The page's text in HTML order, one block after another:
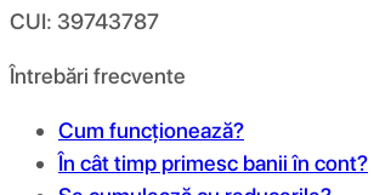
CUI: 39743787
Întrebări frecvente
Cum funcționează?
În cât timp primesc banii în cont?